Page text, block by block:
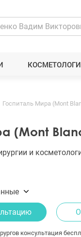
КОСМЕТОЛОГИ
Госпиталь Мира (Mont
(Mont
и
консультация